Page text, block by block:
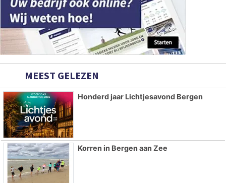
MEEST GELEZEN
Honderd jaar Lichtjesavond Bergen
Korren in Bergen aan Zee